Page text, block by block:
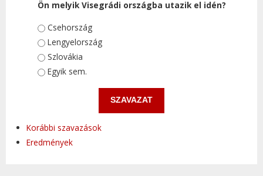
Ön melyik Visegrádi országba utazik el idén?
Választások
Csehország
Lengyelország
Szlovákia
Egyik sem.
Korábbi szavazások
Eredmények